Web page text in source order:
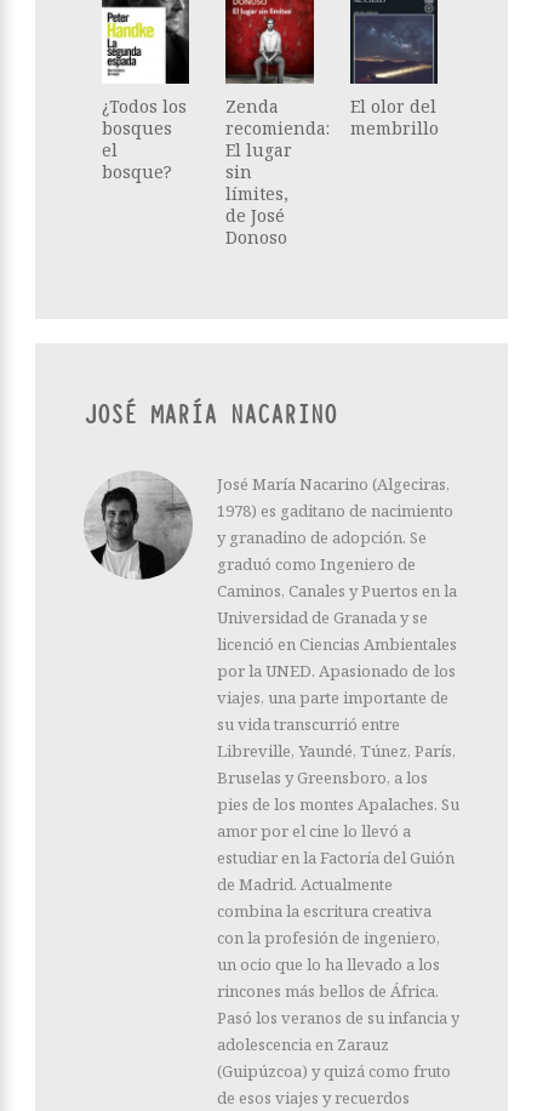
¿Todos los
bosques
el
bosque?
Zenda
recomienda:
El lugar
sin
límites,
de José
Donoso
El olor del
membrillo
JOSÉ MARÍA NACARINO
José María Nacarino (Algeciras,
1978) es gaditano de nacimiento
y granadino de adopción. Se
graduó como Ingeniero de
Caminos, Canales y Puertos en la
Universidad de Granada y se
licenció en Ciencias Ambientales
por la UNED. Apasionado de los
viajes, una parte importante de
su vida transcurrió entre
Libreville, Yaundé, Túnez, París,
Bruselas y Greensboro, a los
pies de los montes Apalaches. Su
amor por el cine lo llevó a
estudiar en la Factoría del Guión
de Madrid. Actualmente
combina la escritura creativa
con la profesión de ingeniero,
un ocio que lo ha llevado a los
rincones más bellos de África.
Pasó los veranos de su infancia y
adolescencia en Zarauz
(Guipúzcoa) y quizá como fruto
de esos viajes y recuerdos